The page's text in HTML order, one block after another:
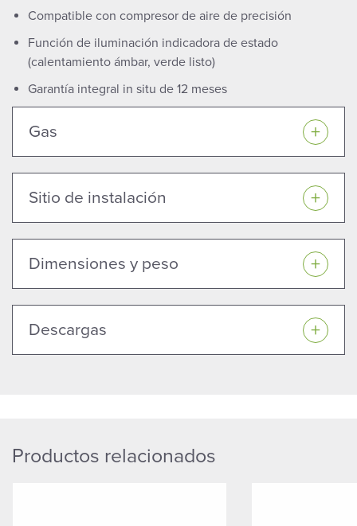
Compatible con compresor de aire de precisión
Función de iluminación indicadora de estado
(calentamiento ámbar, verde listo)
Garantía integral in situ de 12 meses
Gas
Sitio de instalación
Dimensiones y peso
Descargas
Productos relacionados